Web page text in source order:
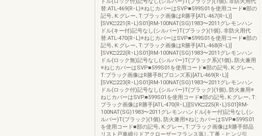
替:ATL-469(R･L)※ねじカバーはSVP■599S01を使用コード■部の
記号､K:グレー､T:ブラック画像はR勝手[ATL-467(R･L)]
[SVK□221(R･L)S01]RM-100NAT(SG)1983〜2011グレモンハン
ドル(キー付)記号なし(シルバー)T(ブラック)(1個)､非防火用代
替:ATL-470(R･L)※ねじカバーはSVP■599S01を使用コード■部の
記号､K:グレー､T:ブラック画像はR勝手[ATL-468(R･L)]
[SVK□222(R･L)S01]RM-100NAT(SG)1983〜2011グレモンハン
ドル(ロック無)記号なし(シルバー)T(ブラック系)(1個)､防火兼用
※ねじカバーはSVP■599S01を使用コード■部の記号､K:グレー､
T:ブラック画像はR勝手B(ブロンズ系)[ATL-469(R･L)]
[SVK□223(R･L)S01]RM-100NAT(SG)1983〜2011グレモンハン
ドル(ロック付)記号なし(シルバー)T(ブラック)(1個)､防火兼用※
ねじカバーはSVP■599S01を使用コード■部の記号､K:グレー､T:
ブラック画像はR勝手[ATL-470(R･L)][SVK□225(R･L)S01]RM-
100NAT(SG)1983〜2011グレモンハンドル(キー付)記号なし(シ
ルバー)T(ブラック)(1個)､防火兼用※ねじカバーはSVP■599S01
を使用コード■部の記号､K:グレー､T:ブラック画像はR勝手部品
リスト戸車締りドアクローザーフランス落し丁番・ヒンジ引